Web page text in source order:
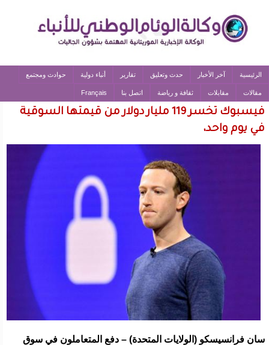
الرئيسية آخر الأخبار حدث وتعليق تقارير أنباء دولية حوادث ومجتمع
مقالات مقابلات ثقافة و رياضة اتصل بنا Français
فيسبوك تخسر 119 مليار دولار من قيمتها السوقية
في يوم واحد،
سان فرانسيسكو (الولايات المتحدة) – دفع المتعاملون في سوق